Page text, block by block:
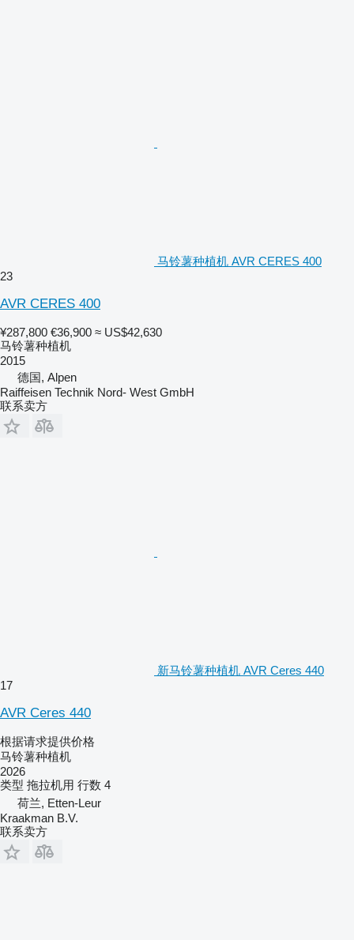
马铃薯种植机 AVR CERES 400
23
AVR CERES 400
¥287,800 €36,900 ≈ US$42,630
马铃薯种植机
2015
德国, Alpen
Raiffeisen Technik Nord- West GmbH
联系卖方
新马铃薯种植机 AVR Ceres 440
17
AVR Ceres 440
根据请求提供价格
马铃薯种植机
2026
类型 拖拉机用 行数 4
荷兰, Etten-Leur
Kraakman B.V.
联系卖方